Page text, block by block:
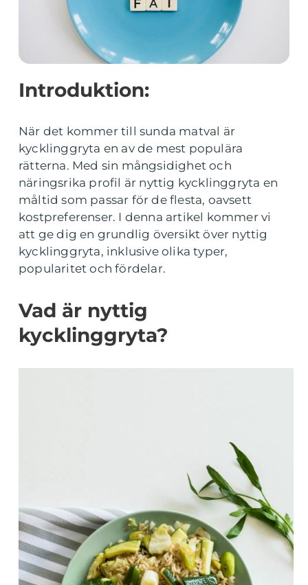
Introduktion:
När det kommer till sunda matval är
kycklinggryta en av de mest populära
rätterna. Med sin mångsidighet och
näringsrika profil är nyttig kycklinggryta en
måltid som passar för de flesta, oavsett
kostpreferenser. I denna artikel kommer vi
att ge dig en grundlig översikt över nyttig
kycklinggryta, inklusive olika typer,
popularitet och fördelar.
Vad är nyttig
kycklinggryta?